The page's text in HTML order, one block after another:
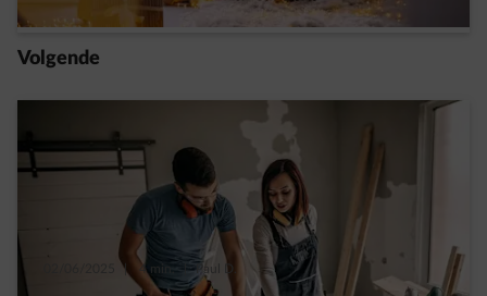
Volgende
| 4 min. | Paul D.